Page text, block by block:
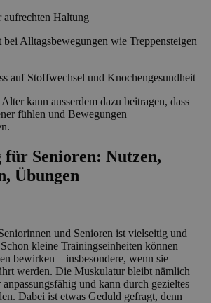
aufrechten Haltung
Alltagsbewegungen wie Treppensteigen
auf Stoffwechsel und Knochengesundheit
kann ausserdem dazu beitragen, dass
fühlen und Bewegungen
Senioren: Nutzen,
Übungen
und Senioren ist vielseitig und
kleine Trainingseinheiten können
bewirken – insbesondere, wenn sie
werden. Die Muskulatur bleibt nämlich
und kann durch gezieltes
Dabei ist etwas Geduld gefragt, denn